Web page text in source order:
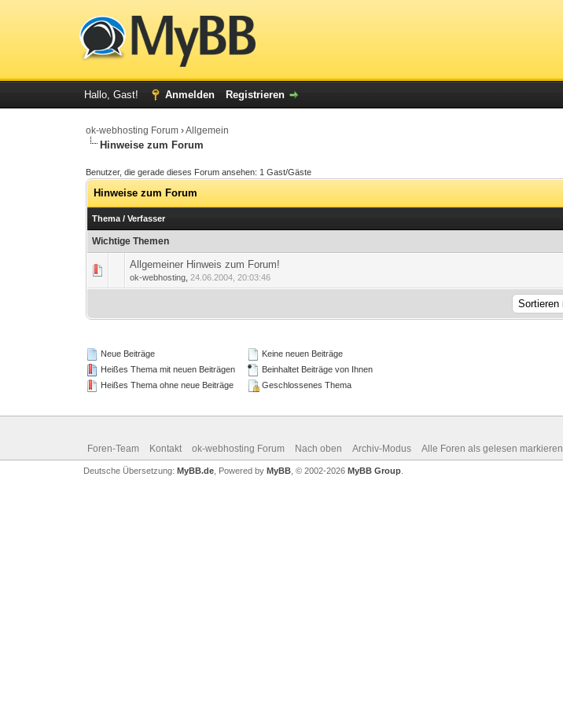
Hallo, Gast! Anmelden Registrieren
ok-webhosting Forum ›Allgemein
Hinweise zum Forum
Benutzer, die gerade dieses Forum ansehen: 1 Gast/Gäste
Hinweise zum Forum
Thema /Verfasser
Wichtige Themen
Allgemeiner Hinweis zum Forum!
ok-webhosting ,24.06.2004, 20:03:46
0 Bewertung(en) - 0 von 5 durchschnittlich
Neue Beiträge
Heißes Thema mit neuen Beiträgen
Heißes Thema ohne neue Beiträge
Keine neuen Beiträge
Beinhaltet Beiträge von Ihnen
Geschlossenes Thema
Foren-Team Kontakt ok-webhosting Forum Nach oben Archiv-Modus Alle Foren als gelesen markieren
Deutsche Übersetzung: MyBB.de, Powered by MyBB, © 2002-2026 MyBB Group.